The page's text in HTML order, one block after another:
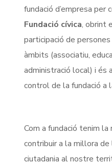
fundació d’empresa per
Fundació cívica, obrint
participació de
àmbits (associatiu,
administració local) i és
control de la fundació a
Com a fundació tenim
contribuir a la millora
ciutadania al nostre